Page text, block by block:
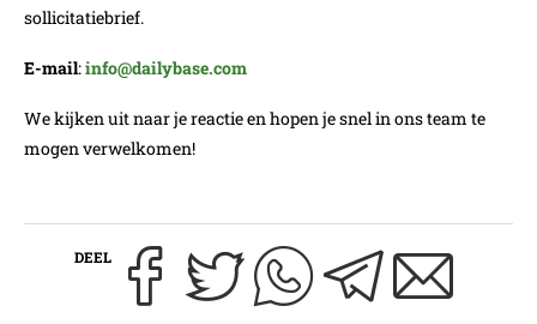
sollicitatiebrief.
E-mail:info@dailybase.com
We kijken uit naar je reactie en hopen je snel in ons team te
mogen verwelkomen!
DEEL